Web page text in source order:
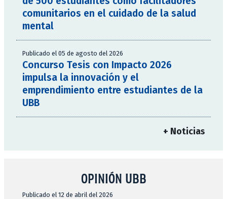
comunitarios en el cuidado de la salud
mental
Publicado el 05 de agosto del 2026
Concurso Tesis con Impacto 2026
impulsa la innovación y el
emprendimiento entre estudiantes de la
UBB
+ Noticias
OPINIÓN UBB
Publicado el 12 de abril del 2026